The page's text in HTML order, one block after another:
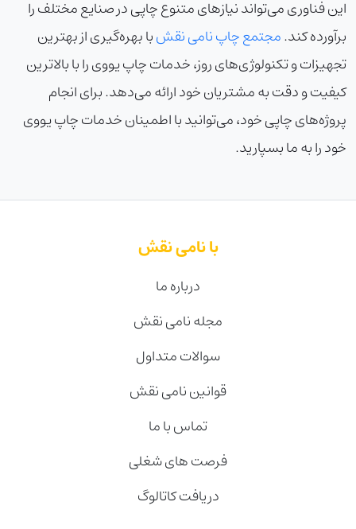
این فناوری می‌تواند نیازهای متنوع چاپی در صنایع مختلف را
برآورده کند.مجتمع چاپ نامی نقشبا بهره‌گیری از بهترین
تجهیزات و تکنولوژی‌های روز، خدمات چاپ یووی را با بالاترین
کیفیت و دقت به مشتریان خود ارائه می‌دهد. برای انجام
پروژه‌های چاپی خود، می‌توانید با اطمینان خدمات چاپ یووی
خود را به ما بسپارید.
با نامی نقش
درباره ما
مجله نامی نقش
سوالات متداول
قوانین نامی نقش
تماس با ما
فرصت های شغلی
دریافت کاتالوگ